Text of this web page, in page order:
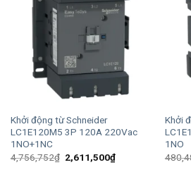
Khởi động từ Schneider
LC1E120M5 3P 120A 220Vac
1NO+1NC
4,756,752₫ Giá
gốc
2,611,500₫Giá
hiện
Khởi
1NO